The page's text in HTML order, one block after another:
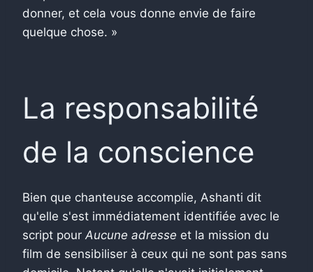
donner, et cela vous donne envie de faire
quelque chose. »
La responsabilité
de la conscience
Bien que chanteuse accomplie, Ashanti dit
qu'elle s'est immédiatement identifiée avec le
script pour Aucune adresse et la mission du
film de sensibiliser à ceux qui ne sont pas sans